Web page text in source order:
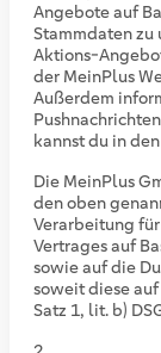
Angebote auf
Stammdaten zu
Aktions-
der MeinPlus
Außerdem
kannst du in
Die MeinPlus
den oben
Verarbeitung
Vertrages auf
sowie auf die
soweit diese
Satz 1, lit. b)